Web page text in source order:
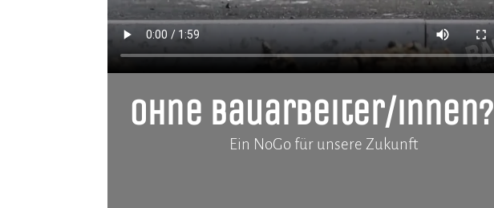
Ohne Bauarbeiter/innen?
Ein NoGo für unsere Zukunft